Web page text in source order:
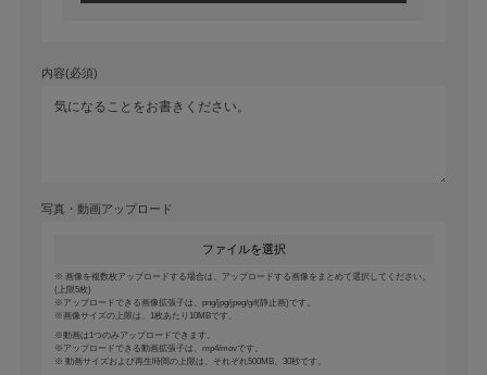
内容(必須)
写真・動画アップロード
ファイルを選択
画像を複数枚アップロードする場合は、アップロードする画像をまとめて選択してください。
(上限5枚)
アップロードできる画像拡張子は、png/jpg/jpeg/gif(静止画)です。
画像サイズの上限は、1枚あたり10MBです。
動画は1つのみアップロードできます。
アップロードできる動画拡張子は、mp4/movです。
動画サイズおよび再生時間の上限は、それぞれ500MB、30秒です。